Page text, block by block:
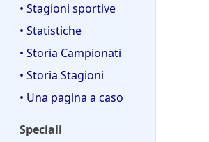
• Stagioni sportive
• Statistiche
• Storia Campionati
• Storia Stagioni
• Una pagina a caso
Speciali